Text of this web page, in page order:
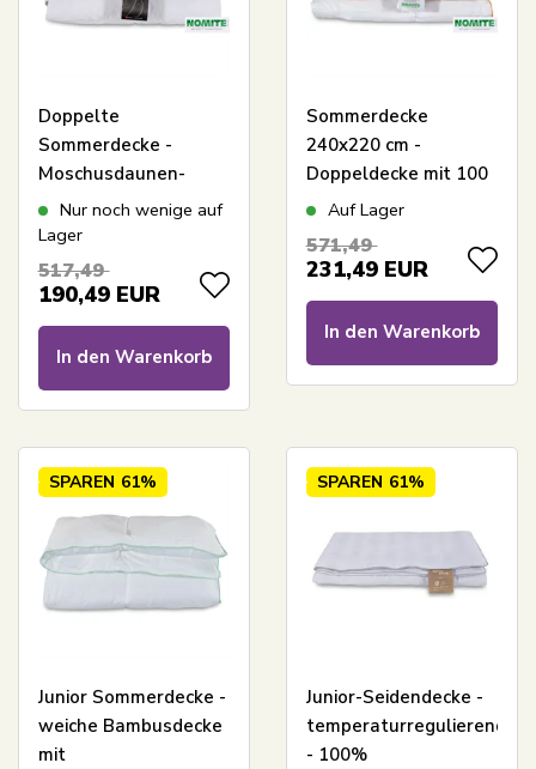
Doppelte
Sommerdecke -
Moschusdaunen-
Decke kühl - Favorit -
240x220 cm - Bestes
Daunenangebot mit
Moschusdaunen
Nur noch wenige auf
Lager
517,49
190,49 EUR
In den Warenkorb
Sommerdecke
240x220 cm -
Doppeldecke mit 100
% reinen weißen
Leichte und luftige
Auf Lager
571,49
231,49 EUR
In den Warenkorb
SPAREN 61%
Junior Sommerdecke -
weiche Bambusdecke
mit
SPAREN 61%
Junior-Seidendecke -
temperaturregulierend
- 100%